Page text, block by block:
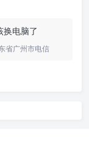
换电脑了
省广州市电信